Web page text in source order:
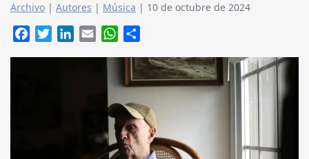
Archivo | Autores | Música | 10 de octubre de 2024
FacebookTwitterLinkedIn
Email WhatsApp